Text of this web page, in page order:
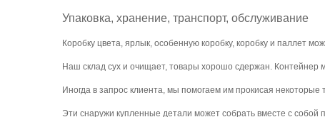
Упаковка, хранение, транспорт, обслуживание
Коробку цвета, ярлык, особенную коробку, коробку и паллет
Наш склад сух и очищает, товары хорошо сдержан. Контейнер
Иногда в запрос клиента, мы помогаем им прокисая
Эти снаружи купленные детали может собрать вместе с